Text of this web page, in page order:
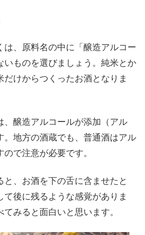
は、原料名の中に「醸造アルコー
いものを選びましょう。純米とか
だけからつくったお酒となりま
、醸造アルコールが添加（アル
。地方の酒蔵でも、普通酒はアル
で注意が必要です。
と、お酒を下の舌に含ませたと
て後に残るような感覚がありま
みると面白いと思います。